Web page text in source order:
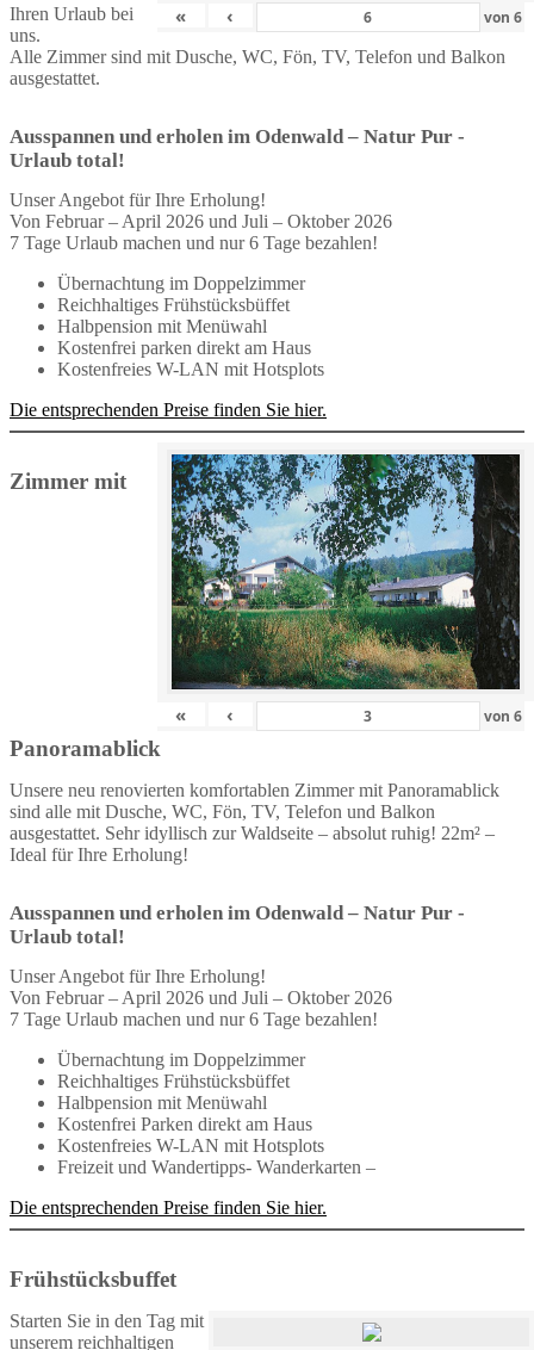
« ‹ von 6
Ihren Urlaub bei
uns.
Alle Zimmer sind mit Dusche, WC, Fön, TV, Telefon und Balkon
ausgestattet.
Ausspannen und erholen im Odenwald – Natur Pur -
Urlaub total!
Unser Angebot für Ihre Erholung!
Von Februar – April 2026 und Juli – Oktober 2026
7 Tage Urlaub machen und nur 6 Tage bezahlen!
Übernachtung im Doppelzimmer
Reichhaltiges Frühstücksbüffet
Halbpension mit Menüwahl
Kostenfrei parken direkt am Haus
Kostenfreies W-LAN mit Hotsplots
Die entsprechenden Preise finden Sie hier.
« ‹ von 6
Zimmer mit
Panoramablick
Unsere neu renovierten komfortablen Zimmer mit Panoramablick
sind alle mit Dusche, WC, Fön, TV, Telefon und Balkon
ausgestattet. Sehr idyllisch zur Waldseite – absolut ruhig! 22m² –
Ideal für Ihre Erholung!
Ausspannen und erholen im Odenwald – Natur Pur -
Urlaub total!
Unser Angebot für Ihre Erholung!
Von Februar – April 2026 und Juli – Oktober 2026
7 Tage Urlaub machen und nur 6 Tage bezahlen!
Übernachtung im Doppelzimmer
Reichhaltiges Frühstücksbüffet
Halbpension mit Menüwahl
Kostenfrei Parken direkt am Haus
Kostenfreies W-LAN mit Hotsplots
Freizeit und Wandertipps- Wanderkarten –
Die entsprechenden Preise finden Sie hier.
Frühstücksbuffet
Starten Sie in den Tag mit
unserem reichhaltigen